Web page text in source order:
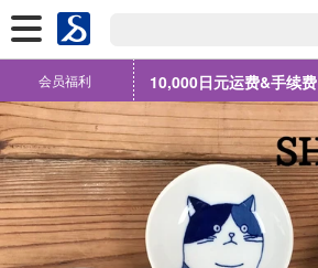
会员福利 10,000日元运费&手续费